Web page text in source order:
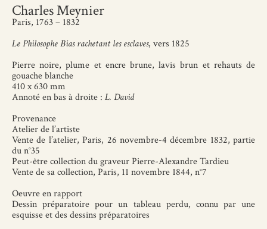
Charles Meynier
Paris, 1763 – 1832
Le Philosophe Bias rachetant les esclaves, vers 1825
Pierre noire, plume et encre brune, lavis brun et rehauts de
gouache blanche
410 x 630 mm
Annoté en bas à droite : L. David
Provenance
Atelier de l’artiste
Vente de l’atelier, Paris, 26 novembre-4 décembre 1832, partie
du n°35
Peut-être collection du graveur Pierre-Alexandre Tardieu
Vente de sa collection, Paris, 11 novembre 1844, n°7
Oeuvre en rapport
Dessin préparatoire pour un tableau perdu, connu par une
esquisse et des dessins préparatoires